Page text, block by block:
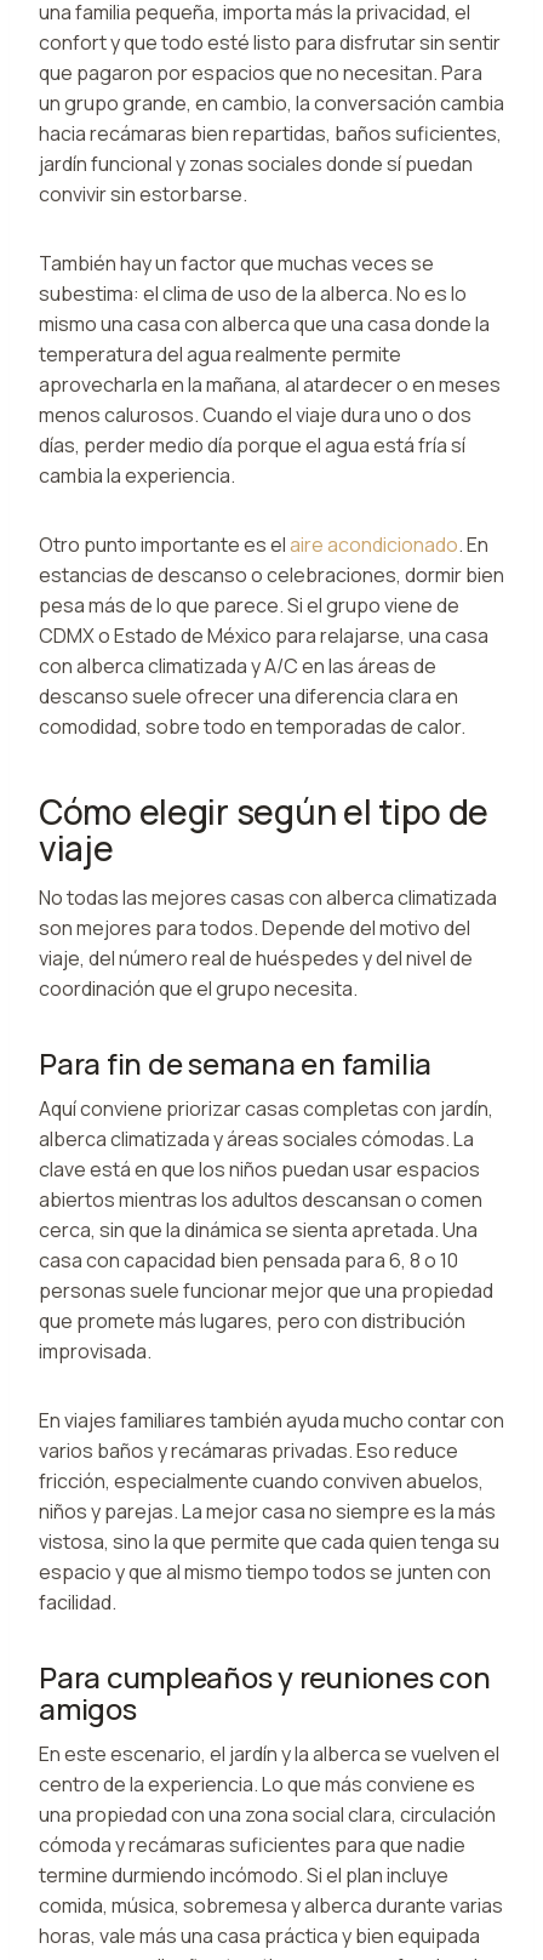
una familia pequeña, importa más la privacidad, el
confort y que todo esté listo para disfrutar sin sentir
que pagaron por espacios que no necesitan. Para
un grupo grande, en cambio, la conversación cambia
hacia recámaras bien repartidas, baños suficientes,
jardín funcional y zonas sociales donde sí puedan
convivir sin estorbarse.
También hay un factor que muchas veces se
subestima: el clima de uso de la alberca. No es lo
mismo una casa con alberca que una casa donde la
temperatura del agua realmente permite
aprovecharla en la mañana, al atardecer o en meses
menos calurosos. Cuando el viaje dura uno o dos
días, perder medio día porque el agua está fría sí
cambia la experiencia.
Otro punto importante es elaire acondicionado. En
estancias de descanso o celebraciones, dormir bien
pesa más de lo que parece. Si el grupo viene de
CDMX o Estado de México para relajarse, una casa
con alberca climatizada y A/C en las áreas de
descanso suele ofrecer una diferencia clara en
comodidad, sobre todo en temporadas de calor.
Cómo elegir según el tipo de
viaje
No todas las mejores casas con alberca climatizada
son mejores para todos. Depende del motivo del
viaje, del número real de huéspedes y del nivel de
coordinación que el grupo necesita.
Para fin de semana en familia
Aquí conviene priorizar casas completas con jardín,
alberca climatizada y áreas sociales cómodas. La
clave está en que los niños puedan usar espacios
abiertos mientras los adultos descansan o comen
cerca, sin que la dinámica se sienta apretada. Una
casa con capacidad bien pensada para 6, 8 o 10
personas suele funcionar mejor que una propiedad
que promete más lugares, pero con distribución
improvisada.
En viajes familiares también ayuda mucho contar con
varios baños y recámaras privadas. Eso reduce
fricción, especialmente cuando conviven abuelos,
niños y parejas. La mejor casa no siempre es la más
vistosa, sino la que permite que cada quien tenga su
espacio y que al mismo tiempo todos se junten con
facilidad.
Para cumpleaños y reuniones con
amigos
En este escenario, el jardín y la alberca se vuelven el
centro de la experiencia. Lo que más conviene es
una propiedad con una zona social clara, circulación
cómoda y recámaras suficientes para que nadie
termine durmiendo incómodo. Si el plan incluye
comida, música, sobremesa y alberca durante varias
horas, vale más una casa práctica y bien equipada